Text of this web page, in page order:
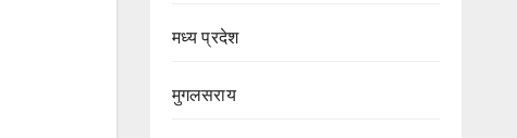
मध्य प्रदेश
मुगलसराय